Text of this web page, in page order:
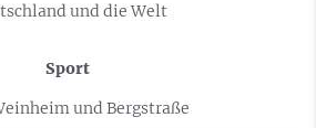
und die Welt
Sport
und Bergstraße